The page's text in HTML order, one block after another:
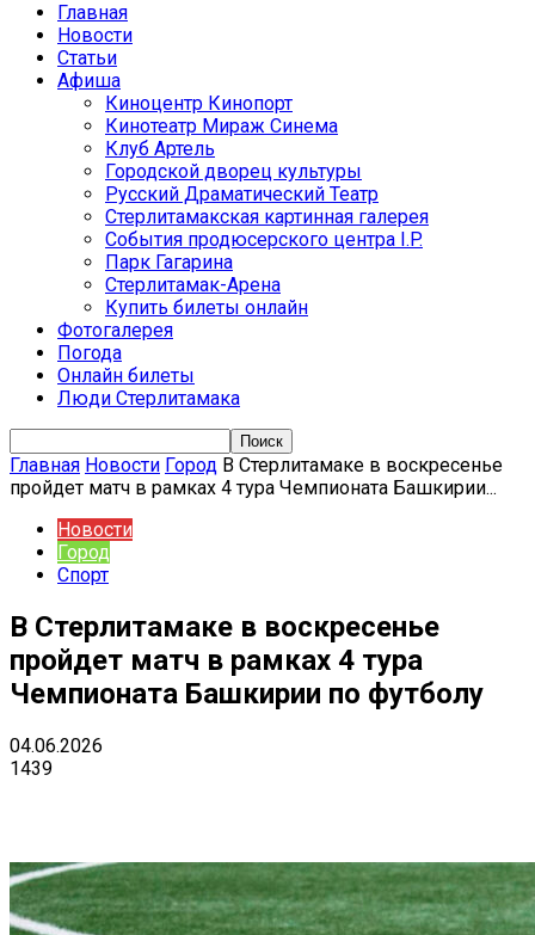
Главная
Новости
Статьи
Афиша
Киноцентр Кинопорт
Кинотеатр Мираж Синема
Клуб Артель
Городской дворец культуры
Русский Драматический Театр
Стерлитамакская картинная галерея
События продюсерского центра I.P.
Парк Гагарина
Стерлитамак-Арена
Купить билеты онлайн
Фотогалерея
Погода
Онлайн билеты
Люди Стерлитамака
Главная Новости Город В Стерлитамаке в воскресенье
пройдет матч в рамках 4 тура Чемпионата Башкирии...
Новости
Город
Спорт
В Стерлитамаке в воскресенье
пройдет матч в рамках 4 тура
Чемпионата Башкирии по футболу
04.06.2026
1439